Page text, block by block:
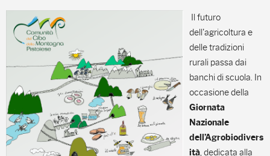
Il futuro
dell'agricoltura e
delle tradizioni
rurali passa dai
banchi di scuola. In
occasione della
Giornata
Nazionale
dell’Agrobiodivers
ità, dedicata alla